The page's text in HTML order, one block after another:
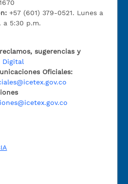
+57 (601) 379-0521. Lunes a
a 5:30 p.m.
sugerencias y
Digital
Oficiales: